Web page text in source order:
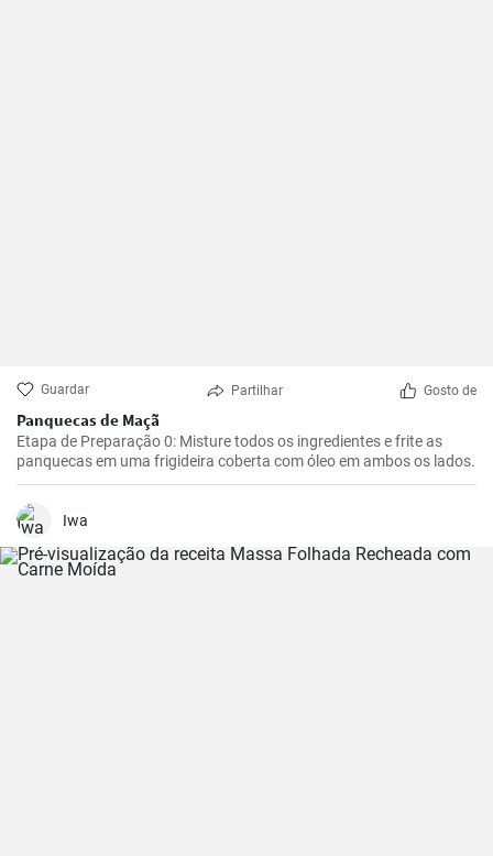
Guardar Partilhar Gosto de
Panquecas de Maçã
Etapa de Preparação 0: Misture todos os ingredientes e frite as
panquecas em uma frigideira coberta com óleo em ambos os lados.
Iwa